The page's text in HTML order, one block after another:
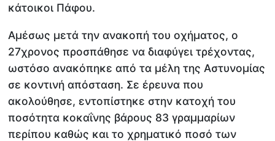
κάτοικοι Πάφου.
Αμέσως μετά την ανακοπή του οχήματος, ο
27χρονος προσπάθησε να διαφύγει τρέχοντας,
ωστόσο ανακόπηκε από τα μέλη της Αστυνομίας
σε κοντινή απόσταση. Σε έρευνα που
ακολούθησε, εντοπίστηκε στην κατοχή του
ποσότητα κοκαΐνης βάρους 83 γραμμαρίων
περίπου καθώς και το χρηματικό ποσό των